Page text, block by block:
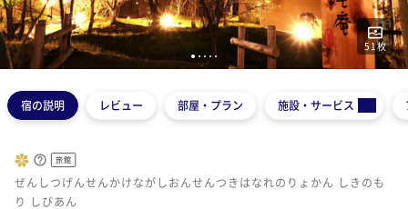
51枚
1 2 3 4 5
宿の説明 レビュー 部屋・プラン 施設・サービス
旅館
ぜんしつげんせんかけながしおんせんつきはなれのりょかん しきのも
り しびあん